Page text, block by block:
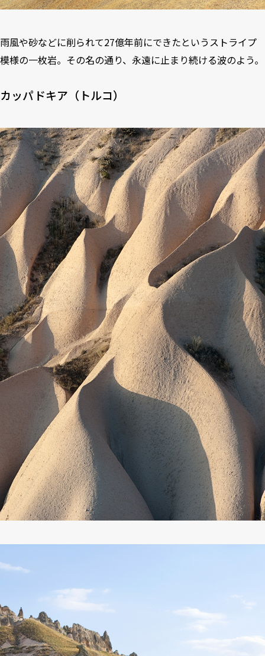
雨風や砂などに削られて27億年前にできたというストライプ
模様の一枚岩。その名の通り、永遠に止まり続ける波のよう。
カッパドキア（トルコ）